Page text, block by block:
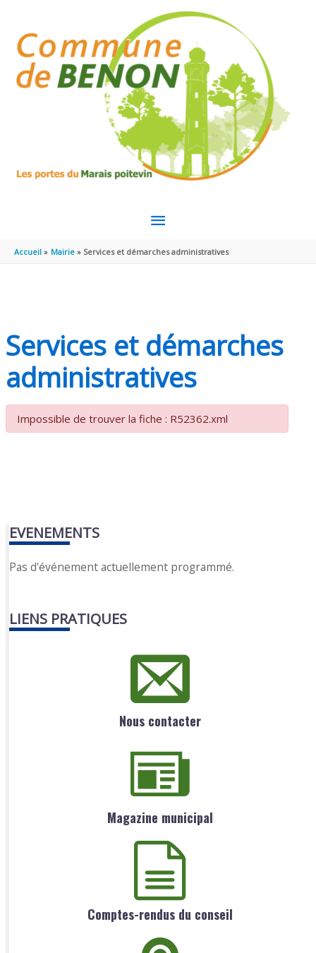
MENU
PRINCIPAL
Accueil Mairie Services et démarches administratives
Services et démarches
administratives
Impossible de trouver la fiche : R52362.xml
EVENEMENTS
Pas d'événement actuellement programmé.
LIENS PRATIQUES
Nous contacter
Magazine municipal
Comptes-rendus du conseil